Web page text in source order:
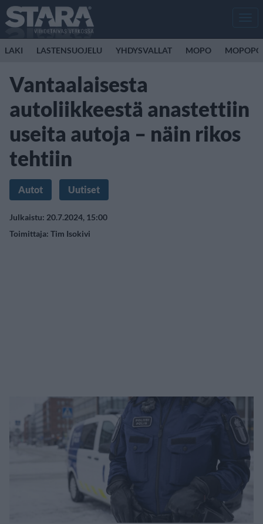
LAKI LASTENSUOJELU YHDYSVALLAT MOPO
Vantaalaisesta
autoliikkeestä anastettiin
useita autoja – näin rikos
tehtiin
Autot Uutiset
Julkaistu: 20.7.2024, 15:00
Toimittaja: Tim Isokivi